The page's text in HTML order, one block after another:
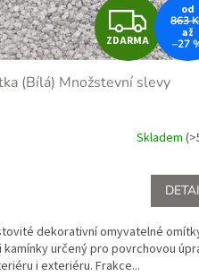
Z
D
A
R
M
A
ZDARMA
od
863
až
–27
(Bílá) Množstevní slevy
Skladem
dekorativní omyvatelné
určený pro povrchovou
i exteriéru. Frakce...